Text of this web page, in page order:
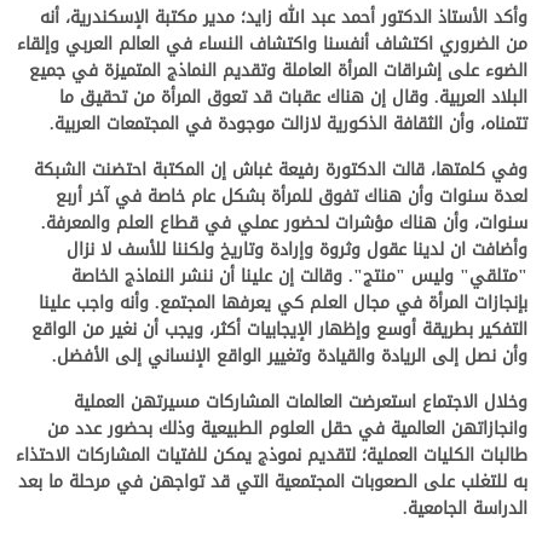
وأكد الأستاذ الدكتور أحمد عبد الله زايد؛ مدير مكتبة الإسكندرية، أنه
من الضروري اكتشاف أنفسنا واكتشاف النساء في العالم العربي وإلقاء
الضوء على إشراقات المرأة العاملة وتقديم النماذج المتميزة في جميع
البلاد العربية. وقال إن هناك عقبات قد تعوق المرأة من تحقيق ما
تتمناه، وأن الثقافة الذكورية لازالت موجودة في المجتمعات العربية.
وفي كلمتها، قالت الدكتورة رفيعة غباش إن المكتبة احتضنت الشبكة
لعدة سنوات وأن هناك تفوق للمرأة بشكل عام خاصة في آخر أربع
سنوات، وأن هناك مؤشرات لحضور عملي في قطاع العلم والمعرفة.
وأضافت ان لدينا عقول وثروة وإرادة وتاريخ ولكننا للأسف لا نزال
"متلقي" وليس "منتج". وقالت إن علينا أن ننشر النماذج الخاصة
بإنجازات المرأة في مجال العلم كي يعرفها المجتمع. وأنه واجب علينا
التفكير بطريقة أوسع وإظهار الإيجابيات أكثر، ويجب أن نغير من الواقع
وأن نصل إلى الريادة والقيادة وتغيير الواقع الإنساني إلى الأفضل.
وخلال الاجتماع استعرضت العالمات المشاركات مسيرتهن العملية
وانجازاتهن العالمية في حقل العلوم الطبيعية وذلك بحضور عدد من
طالبات الكليات العملية؛ لتقديم نموذج يمكن للفتيات المشاركات الاحتذاء
به للتغلب على الصعوبات المجتمعية التي قد تواجهن في مرحلة ما بعد
الدراسة الجامعية.